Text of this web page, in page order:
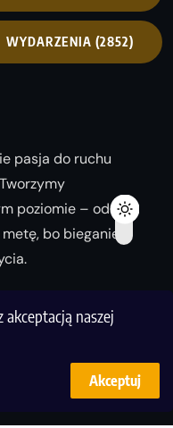
naszej
Akceptuj
WYDARZENIA (2852)
pasja do ruchu
poziomie – od
bo bieganie
wersję!